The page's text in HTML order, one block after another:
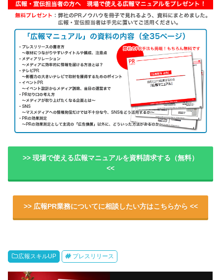
>> 現場で使える広報マニュアルを資料請求する（無料）
<<
>> 広報PR業務についてに相談したい方はこちらから <<
広報スキルUP プレスリリース